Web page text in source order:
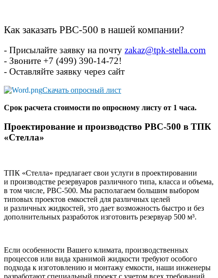
Как заказать РВС-500 в нашей компании?
- Присылайте заявку на почту zakaz@tpk-stella.com
- Звоните +7 (499) 390-14-72!
- Оставляйте заявку через сайт
Скачать опросный лист
Срок расчета стоимости по опросному листу от 1 часа.
Проектирование и производство РВС-500 в ТПК
«Стелла»
ТПК «Стелла» предлагает свои услуги в проектировании
и производстве резервуаров различного типа, класса и объема,
в том числе, РВС-500. Мы располагаем большим выбором
типовых проектов емкостей для различных целей
и различных жидкостей, это дает возможность быстро и без
дополнительных разработок изготовить резервуар 500 м³.
Если особенности Вашего климата, производственных
процессов или вида хранимой жидкости требуют особого
подхода к изготовлению и монтажу емкости, наши инженеры
разработают специальный проект с учетом всех требований.